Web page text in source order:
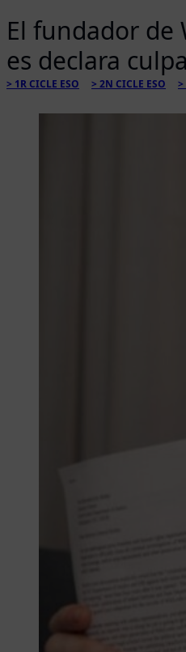
El fundador de
es declara
1R CICLE ESO 2N CICLE ESO